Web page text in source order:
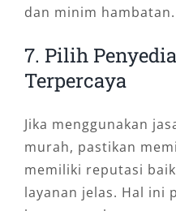
dan minim hambatan.
7. Pilih
Terpercaya
Jika menggunakan
murah, pastikan
memiliki reputasi
layanan jelas. Hal ini